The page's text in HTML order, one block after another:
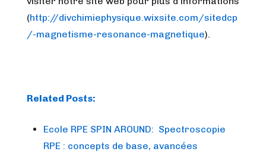
(http://divchimiephysique.wixsite.com/sitedcp
/-magnetisme-resonance-magnetique).
Related Posts:
Ecole RPE SPIN AROUND: Spectroscopie
RPE : concepts de base, avancées